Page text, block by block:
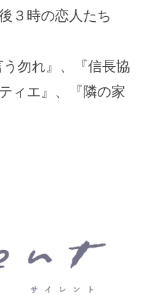
３時の恋人たち
勿れ』、『信長協
ィエ』、『隣の家